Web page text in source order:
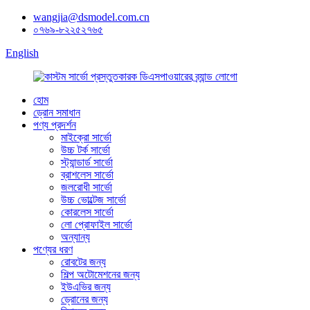
wangjia@dsmodel.com.cn
০৭৬৯-৮২২৫২৭৬৫
English
হোম
ড্রোন সমাধান
পণ্য প্রদর্শন
মাইক্রো সার্ভো
উচ্চ টর্ক সার্ভো
স্ট্যান্ডার্ড সার্ভো
ব্রাশলেস সার্ভো
জলরোধী সার্ভো
উচ্চ ভোল্টেজ সার্ভো
কোরলেস সার্ভো
লো প্রোফাইল সার্ভো
অন্যান্য
পণ্যের ধরণ
রোবটের জন্য
শিল্প অটোমেশনের জন্য
ইউএভির জন্য
ড্রোনের জন্য